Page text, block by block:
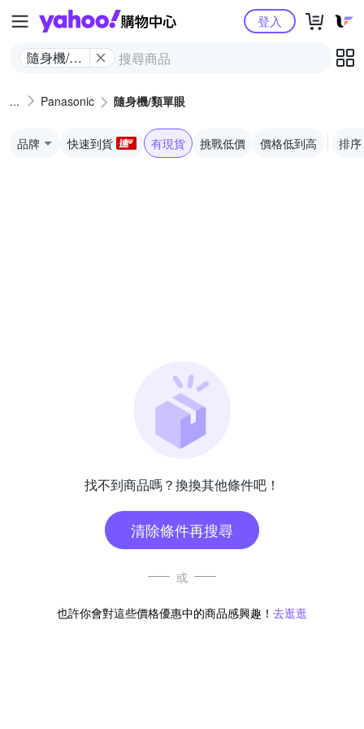
Yahoo購物中心
隨身機/類
登入
Panasonic 隨身機/類單眼
品牌 快速到貨 有現貨 挑戰低價 價格低到高 排序
找不到商品嗎？換換其他條件吧！
清除條件再搜尋
或
也許你會對這些價格優惠中的商品感興趣！ 去逛逛